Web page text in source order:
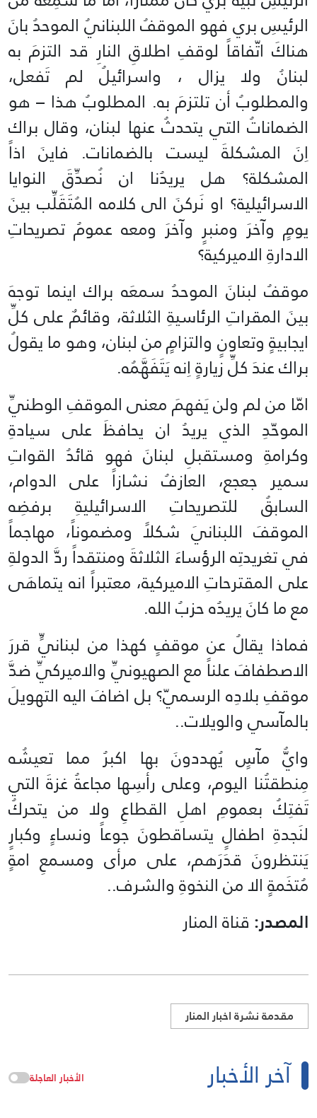
الرئيسِ بري فهو الموقفُ اللبنانيُ الموحدُ بانَ
هناكَ اتّفاقاً لوقفِ اطلاقِ النارِ قد التزمَ به
لبنانُ ولا يزال ، واسرائيلُ لم تَفعل،
والمطلوبُ أن تلتزمَ به. المطلوبُ هذا – هو
الضماناتُ التي يتحدثُ عنها لبنان، وقال براك
اِنَ المشكلةَ ليست بالضمانات. فاينَ اذاً
المشكلة؟ هل يريدُنا ان نُصدِّقَ النوايا
الاسرائيلية؟ او نَركنَ الى كلامه المُتَقَلِّب بينَ
يومٍ وآخرَ ومنبرٍ وآخرَ ومعه عمومُ تصريحاتِ
الادارةِ الاميركية؟
موقفُ لبنانَ الموحدُ سمعَه براك اينما توجهَ
بينَ المقراتِ الرئاسيةِ الثلاثة، وقائمٌ على كلِّ
ايجابيةٍ وتعاونٍ والتزامٍ من لبنان، وهو ما يقولُ
براك عندَ كلِّ زيارةٍ اِنه يَتَفَهَّمُه.
امّا من لم ولن يَفهمَ معنى الموقفِ الوطنيِّ
الموحّدِ الذي يريدُ ان يحافظَ على سيادةِ
وكرامةِ ومستقبلِ لبنانَ فهو قائدُ القواتِ
سمير جعجع، العازفُ نشازاً على الدوام،
السابقُ للتصريحاتِ الاسرائيليةِ برفضِه
الموقفَ اللبنانيَ شكلاً ومضموناً، مهاجماً
في تغريدتِه الرؤساءَ الثلاثةَ ومنتقداً ردَّ الدولةِ
على المقترحاتِ الاميركية، معتبراً انه يتماهَى
مع ما كانَ يريدُه حزبُ الله.
فماذا يقالُ عن موقفٍ كهذا من لبنانيٍّ قررَ
الاصطفافَ علناً مع الصهيونيِّ والاميركيِّ ضدَّ
موقفِ بلادِه الرسميّ؟ بل اضافَ اليه التهويلَ
بالمآسي والويلات..
وايُّ مآسٍ يُهددونَ بها اكبرُ مما تعيشُه
مِنطقتُنا اليوم، وعلى رأسِها مجاعةُ غزةَ التي
تَفتِكُ بعمومِ اهلِ القطاعِ ولا من يتحركُ
لنَجدةِ اطفالٍ يتساقطونَ جوعاً ونساءٍ وكبارٍ
يَنتظرونَ قدَرَهم، على مرأى ومسمعِ امةٍ
مُتخَمةٍ الا من النخوةِ والشرف..
المصدر: قناة المنار
مقدمة نشرة اخبار المنار
آخر الأخبار الأخبار العاجلة